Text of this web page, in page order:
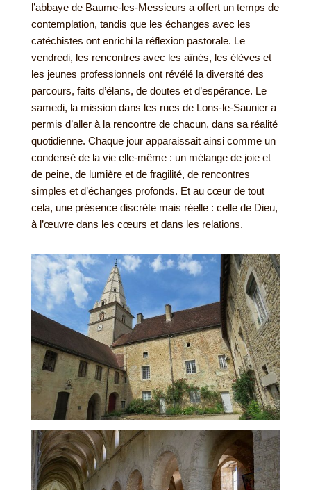
l’abbaye de Baume-les-Messieurs a offert un temps de
contemplation, tandis que les échanges avec les
catéchistes ont enrichi la réflexion pastorale. Le
vendredi, les rencontres avec les aînés, les élèves et
les jeunes professionnels ont révélé la diversité des
parcours, faits d’élans, de doutes et d’espérance. Le
samedi, la mission dans les rues de Lons-le-Saunier a
permis d’aller à la rencontre de chacun, dans sa réalité
quotidienne. Chaque jour apparaissait ainsi comme un
condensé de la vie elle-même : un mélange de joie et
de peine, de lumière et de fragilité, de rencontres
simples et d’échanges profonds. Et au cœur de tout
cela, une présence discrète mais réelle : celle de Dieu,
à l’œuvre dans les cœurs et dans les relations.